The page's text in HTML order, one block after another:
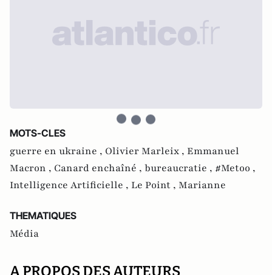
MOTS-CLES
guerre en ukraine , Olivier Marleix , Emmanuel
Macron , Canard enchaîné , bureaucratie , #Metoo ,
Intelligence Artificielle , Le Point , Marianne
THEMATIQUES
Média
A PROPOS DES AUTEURS